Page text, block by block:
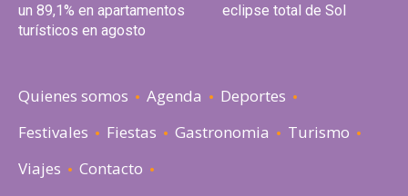
un 89,1% en apartamentos
turísticos en agosto
eclipse total de Sol
Quienes somos Agenda
Deportes
Festivales
Fiestas Gastronomia
Turismo
Viajes
Contacto